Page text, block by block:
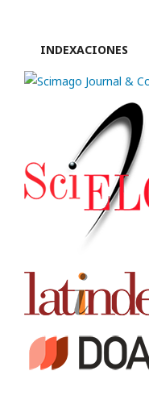
INDEXACIONES